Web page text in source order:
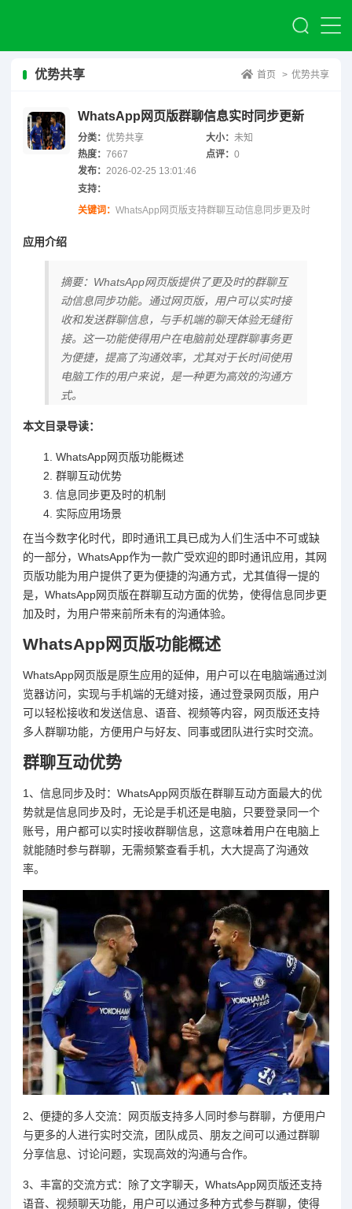
优势共享 首页 > 优势共享
WhatsApp网页版群聊信息实时同步更新
分类： 优势共享 大小：未知
热度： 7667 点评：0
发布： 2026-02-25 13:01:46
支持：
关键词： WhatsApp网页版支持群聊互动信息同步更及时
应用介绍
摘要：WhatsApp网页版提供了更及时的群聊互
动信息同步功能。通过网页版，用户可以实时接
收和发送群聊信息，与手机端的聊天体验无缝衔
接。这一功能使得用户在电脑前处理群聊事务更
为便捷，提高了沟通效率，尤其对于长时间使用
电脑工作的用户来说，是一种更为高效的沟通方
式。
本文目录导读：
WhatsApp网页版功能概述
群聊互动优势
信息同步更及时的机制
实际应用场景
在当今数字化时代，即时通讯工具已成为人们生活中不可或缺
的一部分，WhatsApp作为一款广受欢迎的即时通讯应用，其网
页版功能为用户提供了更为便捷的沟通方式，尤其值得一提的
是，WhatsApp网页版在群聊互动方面的优势，使得信息同步更
加及时，为用户带来前所未有的沟通体验。
WhatsApp网页版功能概述
WhatsApp网页版是原生应用的延伸，用户可以在电脑端通过浏
览器访问，实现与手机端的无缝对接，通过登录网页版，用户
可以轻松接收和发送信息、语音、视频等内容，网页版还支持
多人群聊功能，方便用户与好友、同事或团队进行实时交流。
群聊互动优势
1、信息同步及时：WhatsApp网页版在群聊互动方面最大的优
势就是信息同步及时，无论是手机还是电脑，只要登录同一个
账号，用户都可以实时接收群聊信息，这意味着用户在电脑上
就能随时参与群聊，无需频繁查看手机，大大提高了沟通效
率。
2、便捷的多人交流：网页版支持多人同时参与群聊，方便用户
与更多的人进行实时交流，团队成员、朋友之间可以通过群聊
分享信息、讨论问题，实现高效的沟通与合作。
3、丰富的交流方式：除了文字聊天，WhatsApp网页版还支持
语音、视频聊天功能，用户可以通过多种方式参与群聊，使得